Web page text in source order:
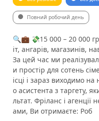
Повний робочий день
🔍💼 💸15 000 – 20 000
іт, ангарів, магазинів,
За цей час ми
и простір для сотень
ісці і зараз виходимо
о асистента з таргету,
льтат. Фріланс і
ами, Ви отримаєте: Роб